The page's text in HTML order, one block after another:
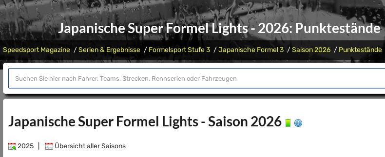
Japanische Super Formel Lights - 2026: Punktestände
Speedsport Magazine Serien & Ergebnisse Formelsport Stufe 3 Japanische Formel 3 Saison 2026 Punktestände
Japanische Super Formel Lights - Saison 2026
2025 Übersicht aller Saisons